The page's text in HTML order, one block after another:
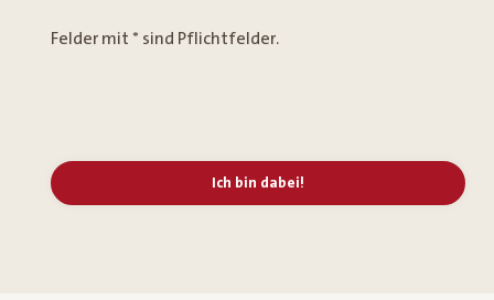
Felder mit * sind Pflichtfelder.
Ich bin dabei!